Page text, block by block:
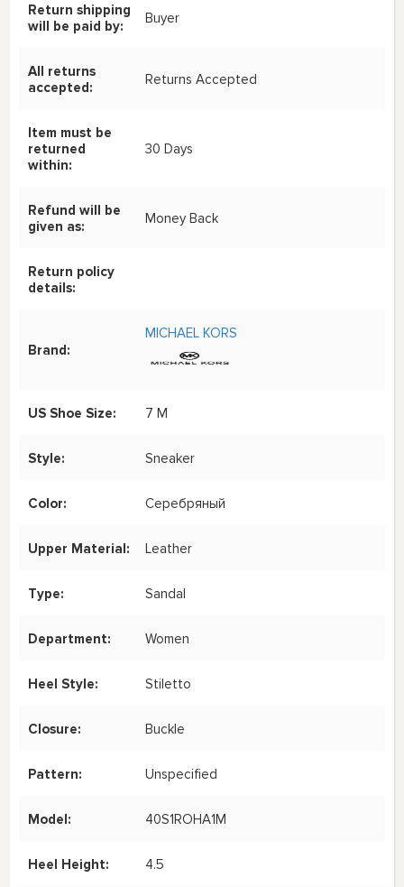
Return shipping
will be paid by:
Buyer
All returns
accepted:
Returns Accepted
Item must be
returned
within:
30 Days
Refund will be
given as:
Money Back
Return policy
details:
Brand:
MICHAEL KORS
US Shoe Size: 7 M
Style: Sneaker
Color: Серебряный
Upper Material: Leather
Type: Sandal
Department: Women
Heel Style: Stiletto
Closure: Buckle
Pattern: Unspecified
Model: 40S1ROHA1M
Heel Height: 4.5